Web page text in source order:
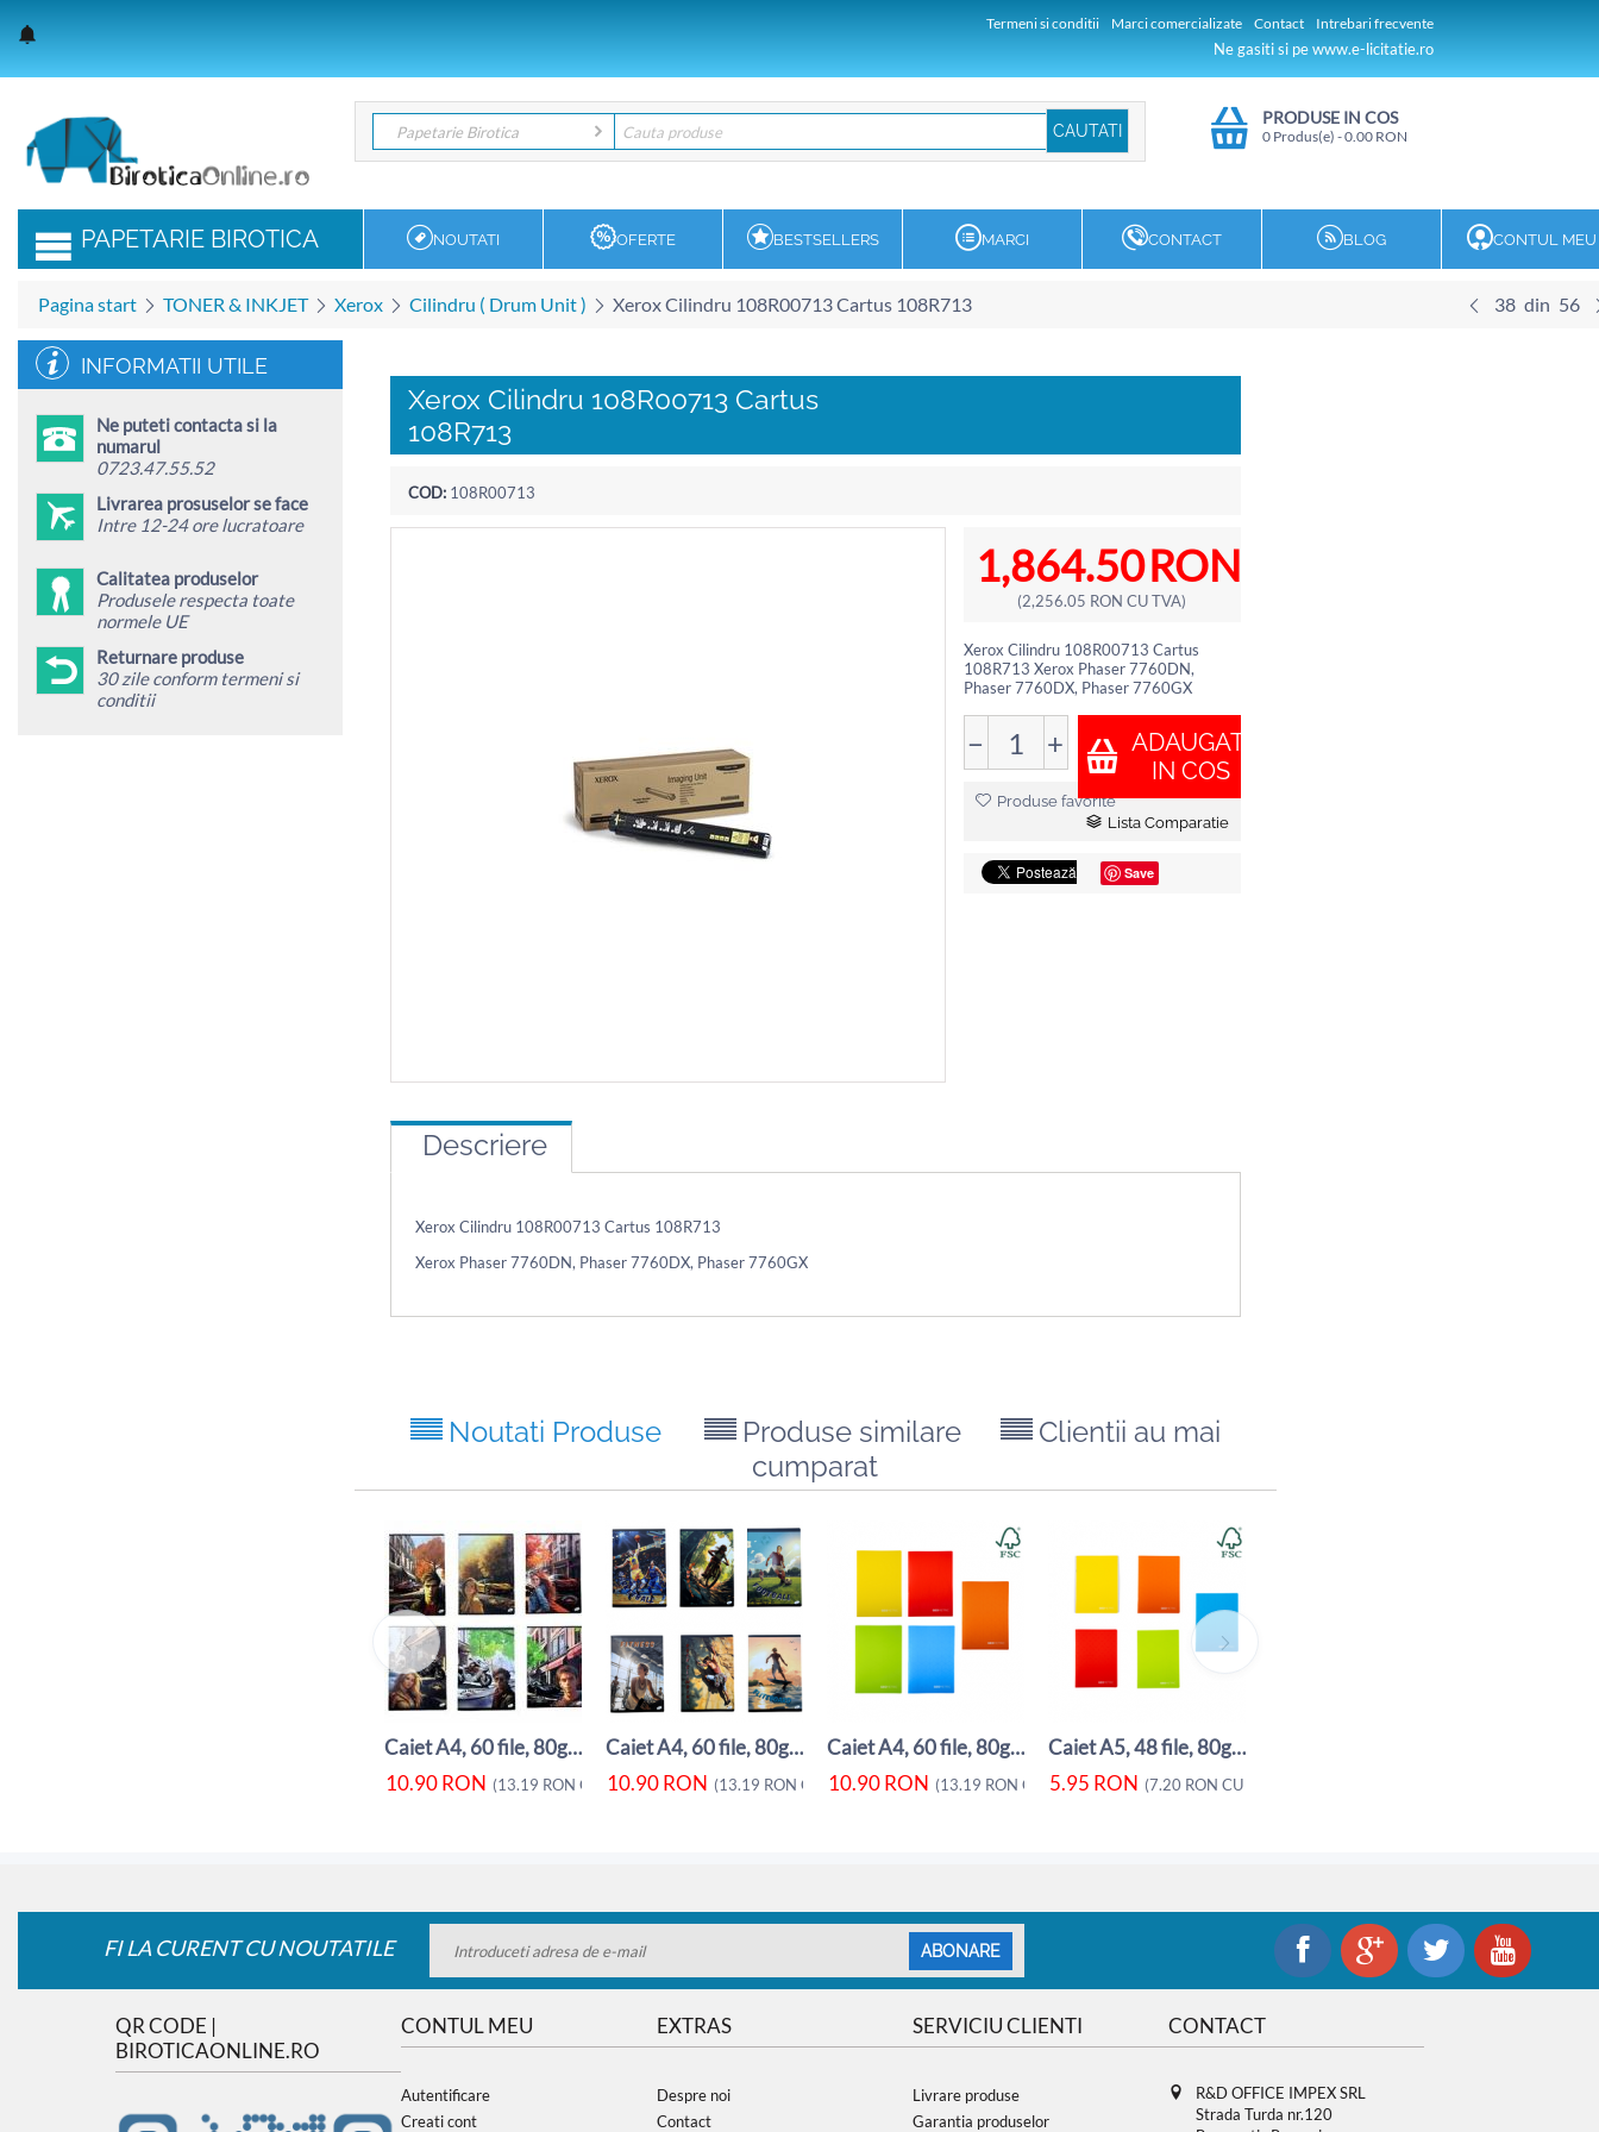
Termeni si conditii Marci comercializate Contact Intrebari frecvente
Ne gasiti si pe www.e-licitatie.ro
Papetarie Birotica
Papetarie Birotica
PRODUSE IN COS
0 Produs(e) -0.00RON
PAPETARIE BIROTICA NOUTATI OFERTE BESTSELLERS MARCI CONTACT BLOG CONTUL MEU
Pagina start TONER & INKJET Xerox Cilindru ( Drum Unit ) Xerox Cilindru 108R00713 Cartus 108R713 38 din 56
INFORMATII UTILE
Ne puteti contacta si la
numarul
0723.47.55.52
Livrarea prosuselor se face
Intre 12-24 ore lucratoare
Calitatea produselor
Produsele respecta toate
normele UE
Returnare produse
30 zile conform termeni si
conditii
Xerox Cilindru 108R00713 Cartus
108R713
COD: 108R00713
1,864.50RON
(2,256.05 RON CU TVA)
Xerox Cilindru 108R00713 Cartus
108R713 Xerox Phaser 7760DN,
Phaser 7760DX, Phaser 7760GX
− +
ADAUGATI
IN COS
Produse favorite
Lista Comparatie
Save
Descriere
Xerox Cilindru 108R00713 Cartus 108R713
Xerox Phaser 7760DN, Phaser 7760DX, Phaser 7760GX
Noutati Produse Produse similare
Clientii au mai
cumparat
Caiet A4, 60 file, 80gsm, coperta carton ...
10.90 RON (13.19 RON CU TVA)
Caiet A4, 60 file, 80gsm, coperta carton ...
10.90 RON (13.19 RON CU TVA)
Caiet A4, 60 file, 80gsm, coperta carton ...
10.90 RON (13.19 RON CU TVA)
Caiet A5, 48 file, 80gsm, coperta carton ...
5.95 RON (7.20 RON CU TVA)
FI LA CURENT CU NOUTATILE ABONARE
QR CODE |
BIROTICAONLINE.RO
CONTUL MEU
Autentificare
Creati cont
EXTRAS
Despre noi
Contact
SERVICIU CLIENTI
Livrare produse
Garantia produselor
CONTACT
R&D OFFICE IMPEX SRL
Strada Turda nr.120